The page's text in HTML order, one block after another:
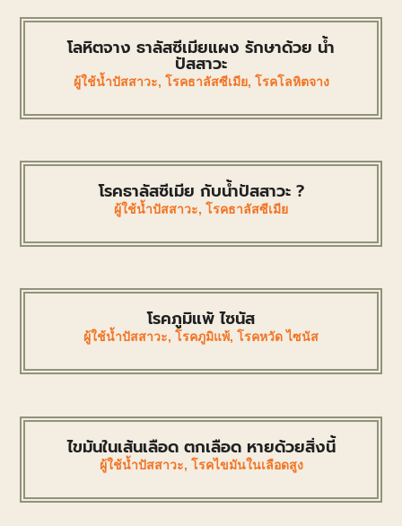
โลหิตจาง ธาลัสซีเมียแผง รักษาด้วย น้ำ
ปัสสาวะ
ผู้ใช้น้ำปัสสาวะ, โรคธาลัสซีเมีย, โรคโลหิตจาง
โรคธาลัสซีเมีย กับน้ำปัสสาวะ ?
ผู้ใช้น้ำปัสสาวะ, โรคธาลัสซีเมีย
โรคภูมิแพ้ ไซนัส
ผู้ใช้น้ำปัสสาวะ, โรคภูมิแพ้, โรคหวัด ไซนัส
ไขมันในเส้นเลือด ตกเลือด หายด้วยสิ่งนี้
ผู้ใช้น้ำปัสสาวะ, โรคไขมันในเลือดสูง